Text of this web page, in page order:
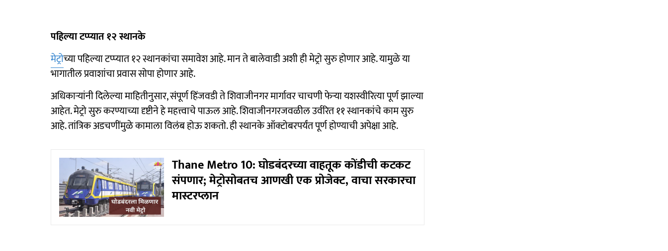
पहिल्या टप्प्यात १२ स्थानके
मेट्रोच्या पहिल्या टप्प्यात १२ स्थानकांचा समावेश आहे. मान ते बालेवाडी अशी ही मेट्रो सुरु होणार आहे. यामुळे या
भागातील प्रवाशांचा प्रवास सोपा होणार आहे.
अधिकाऱ्यांनी दिलेल्या माहितीनुसार, संपूर्ण हिंजवडी ते शिवाजीनगर मार्गावर चाचणी फेऱ्या यशस्वीरित्या पूर्ण झाल्या
आहेत. मेट्रो सुरु करण्याच्या दृष्टीने हे महत्त्वाचे पाऊल आहे. शिवाजीनगरजवळील उर्वरित ११ स्थानकांचे काम सुरु
आहे. तांत्रिक अडचणींमुळे कामाला विलंब होऊ शकतो. ही स्थानके ऑक्टोबरपर्यंत पूर्ण होण्याची अपेक्षा आहे.
Thane Metro 10: घोडबंदरच्या वाहतूक कोंडीची कटकट
संपणार; मेट्रोसोबतच आणखी एक प्रोजेक्ट, वाचा सरकारचा
मास्टरप्लान